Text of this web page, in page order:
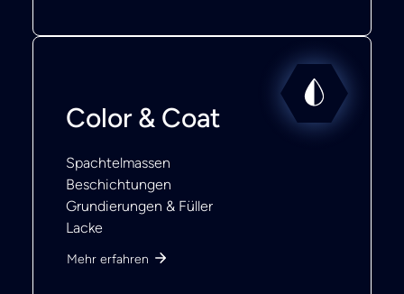
Color & Coat
Spachtelmassen
Beschichtungen
Grundierungen & Füller